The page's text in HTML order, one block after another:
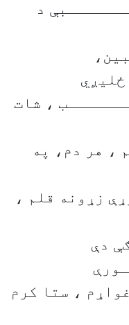
د
، شات
، هر دم، په
زړونه قلم ،
دې
، ستا کرم